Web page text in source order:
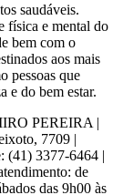
saudáveis.
física e mental do
bem com o
aos mais
pessoas que
e do bem estar.
PEREIRA |
7709 |
(41) 3377-6464 |
de
das 9h00 às